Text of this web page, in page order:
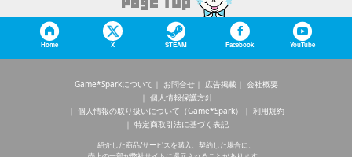
Home X STEAM Facebook YouTube
Game*Sparkについて お問合せ 広告掲載
会社概要
個人情報保護方針
個人情報の取り扱いについて（Game*Spark）
利用規約
特定商取引法に基づく表記
紹介した商品/サービスを購入、契約した場合に、